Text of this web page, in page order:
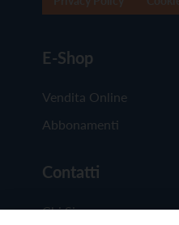
E-Shop
Vendita Online
Abbonamenti
Contatti
Chi Siamo